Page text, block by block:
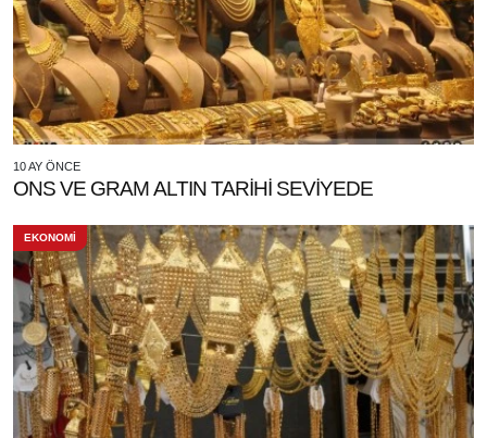
10 AY ÖNCE
ONS VE GRAM ALTIN TARİHİ SEVİYEDE
EKONOMİ